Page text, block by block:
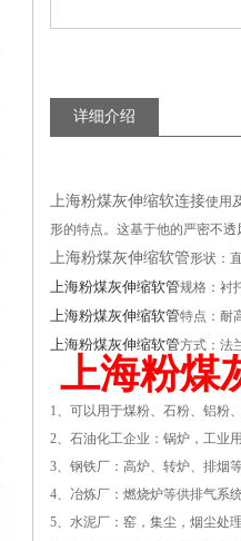
详细介绍
上海粉煤灰伸缩软连接使用
形的特点。这基于他的严密不透
上海粉煤灰伸缩软管形状：
上海粉煤灰伸缩软管规格：衬
上海粉煤灰伸缩软管特点：耐
上海粉煤灰伸缩软管方式：法
上海粉煤
1、可以用于煤粉、石粉、铝粉
2、石油化工企业：锅炉，工业
3、钢铁厂：高炉、转炉、排烟
4、冶炼厂：燃烧炉等供排气系统
5、水泥厂：窑，集尘，烟尘处